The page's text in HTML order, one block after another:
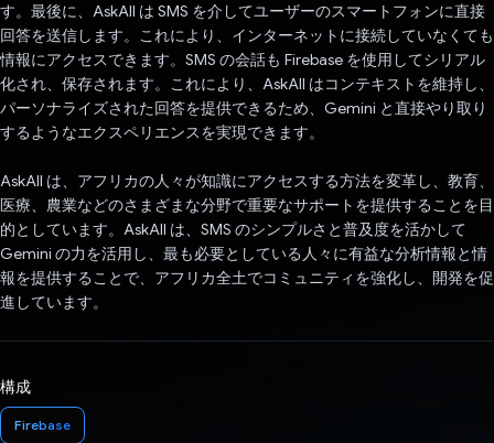
す。最後に、AskAll は SMS を介してユーザーのスマートフォンに直接
回答を送信します。これにより、インターネットに接続していなくても
情報にアクセスできます。SMS の会話も Firebase を使用してシリアル
化され、保存されます。これにより、AskAll はコンテキストを維持し、
パーソナライズされた回答を提供できるため、Gemini と直接やり取り
するようなエクスペリエンスを実現できます。
AskAll は、アフリカの人々が知識にアクセスする方法を変革し、教育、
医療、農業などのさまざまな分野で重要なサポートを提供することを目
的としています。AskAll は、SMS のシンプルさと普及度を活かして
Gemini の力を活用し、最も必要としている人々に有益な分析情報と情
報を提供することで、アフリカ全土でコミュニティを強化し、開発を促
進しています。
構成
Firebase